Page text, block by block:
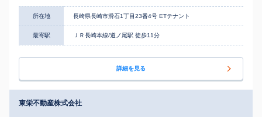
所在地 長崎県長崎市滑石1丁目23番4号 ETテナント
最寄駅 ＪＲ長崎本線/道ノ尾駅 徒歩11分
詳細を見る
東栄不動産株式会社